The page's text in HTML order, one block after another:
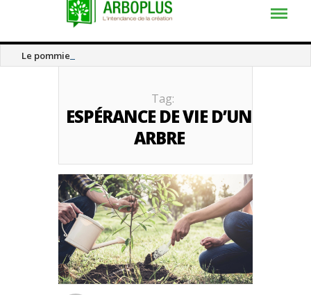
Le pommier thé
Tag:
ESPÉRANCE DE VIE D’UN
ARBRE